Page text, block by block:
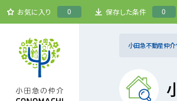
お気に入り 0 保存した条件 0
小田急不動産仲介